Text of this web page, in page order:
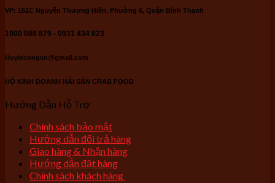
VP: 151C Nguyễn Thượng Hiền, Phường 6, Quận Bình Thạnh
1900 088 879 - 0931 434 823
Huylecongvn@gmail.com
HỘ KINH DOANH HẢI SẢN CRAB FOOD
Hướng Dẫn Hỗ Trợ
Chính sách bảo mật
Hướng dẫn đổi trả hàng
Giao hàng & Nhận hàng
Hướng dẫn đặt hàng
Chính sách khách hàng